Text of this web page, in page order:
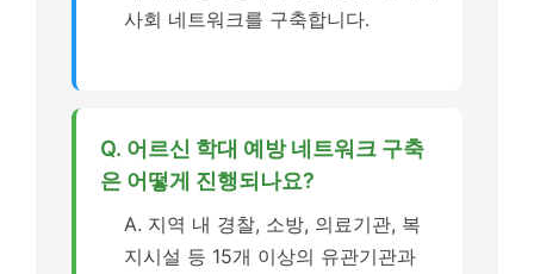
사회 네트워크를 구축합니다.
Q. 어르신 학대 예방 네트워크 구축
은 어떻게 진행되나요?
A. 지역 내 경찰, 소방, 의료기관, 복
지시설 등 15개 이상의 유관기관과